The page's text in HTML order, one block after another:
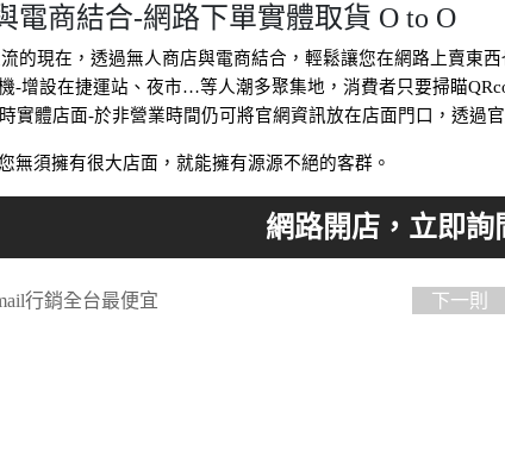
電商結合-網路下單實體取貨 O to O
的現在，透過無人商店與電商結合，輕鬆讓您在網路上賣東西
-增設在捷運站、夜市…等人潮多聚集地，消費者只要掃瞄
實體店面-於非營業時間仍可將官網資訊放在店面門口，透過
無須擁有很大店面，就能擁有源源不絕的客群。
行銷全台最便宜 下一則